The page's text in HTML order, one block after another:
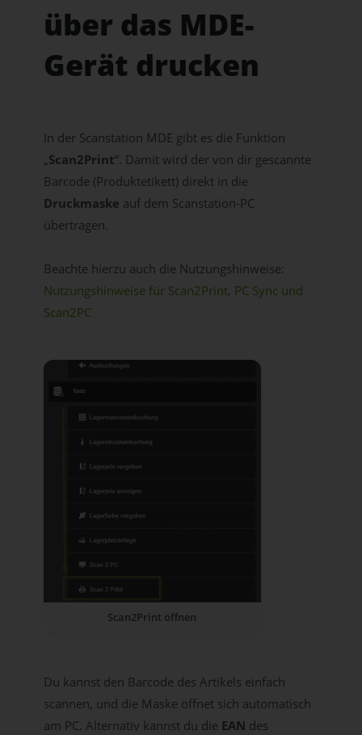
über das MDE-
Gerät drucken
In der Scanstation MDE gibt es die Funktion
„Scan2Print“. Damit wird der von dir gescannte
Barcode (Produktetikett) direkt in die
Druckmaske auf dem Scanstation-PC
übertragen.
Beachte hierzu auch die Nutzungshinweise:
Nutzungshinweise für Scan2Print, PC Sync und
Scan2PC
Scan2Print öffnen
Du kannst den Barcode des Artikels einfach
scannen, und die Maske öffnet sich automatisch
am PC. Alternativ kannst du die EAN des